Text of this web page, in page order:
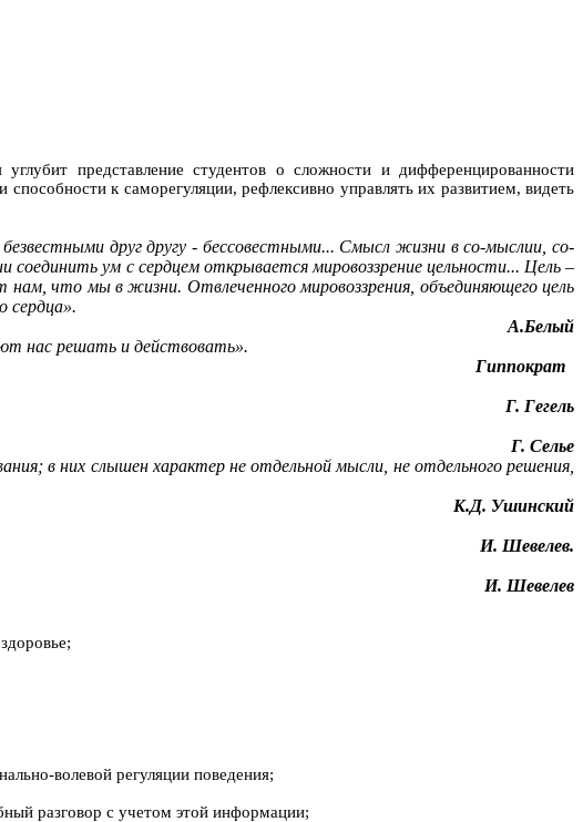
представление студентов о сложности и дифференцированности
к саморегуляции, рефлексивно управлять их развитием, видеть
друг другу - бессовестными... Смысл жизни в со-мыслии, со-
соединить ум с сердцем открывается мировоззрение цельности... Цель –
что мы в жизни. Отвлеченного мировоззрения, объединяющего цель
сердца».
А.Белый
нас решать и действовать».
Гиппократ
Г. Гегель
Г. Селье
в них слышен характер не отдельной мысли, не отдельного решения,
К.Д. Ушинский
И. Шевелев.
И. Шевелев
волевой регуляции поведения;
разговор с учетом этой информации;